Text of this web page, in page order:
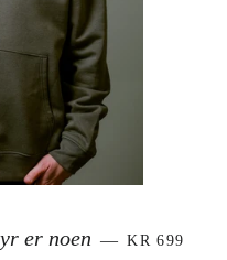
er noen — VANLIG
KR 699